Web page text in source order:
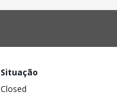
Situação
Closed